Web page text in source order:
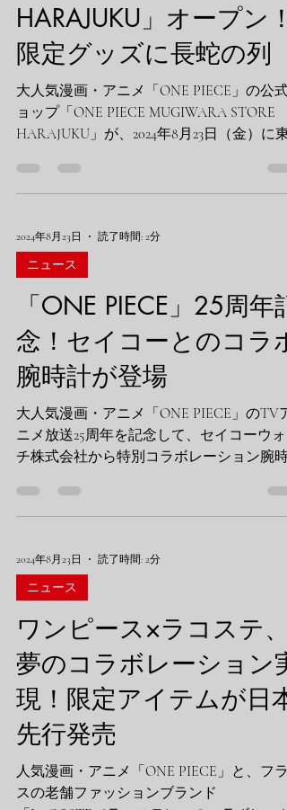
HARAJUKU」オープン！
限定グッズに長蛇の列
大人気漫画・アニメ「ONE PIECE」の公式
ョップ「ONE PIECE MUGIWARA STORE
HARAJUKU」が、2024年8月23日（金）に東
プン初日から多くのファンが詰めかけ、大
況となっています。 ## 店舗概要...
2024年8月23日 読了時間: 2分
ニュース
「ONE PIECE」25周年記
念！セイコーとのコラボ
腕時計が登場
大人気漫画・アニメ「ONE PIECE」のTVア
ニメ放送25周年を記念して、セイコーウォ
チ株式会社から特別コラボレーション腕時
の間で大きな話題を呼んでいるこの限定モ
ルについて、詳しくお伝えします。 ## 商品
2024年8月23日 読了時間: 2分
ニュース
ワンピース×ラコステ、
夢のコラボレーション実
現！限定アイテムが日本
先行発売
人気漫画・アニメ「ONE PIECE」と、フラ
スの老舗ファッションブランド